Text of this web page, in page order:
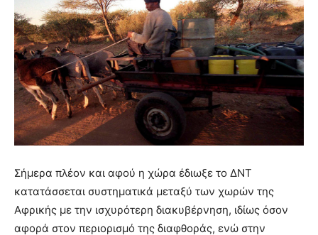
Σήμερα πλέον και αφού η χώρα έδιωξε το ΔΝΤ
κατατάσσεται συστηματικά μεταξύ των χωρών της
Αφρικής με την ισχυρότερη διακυβέρνηση, ιδίως όσον
αφορά στον περιορισμό της διαφθοράς, ενώ στην